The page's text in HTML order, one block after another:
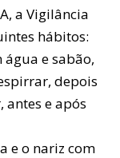
a Vigilância
hábitos:
e sabão,
depois
antes e após
e o nariz com